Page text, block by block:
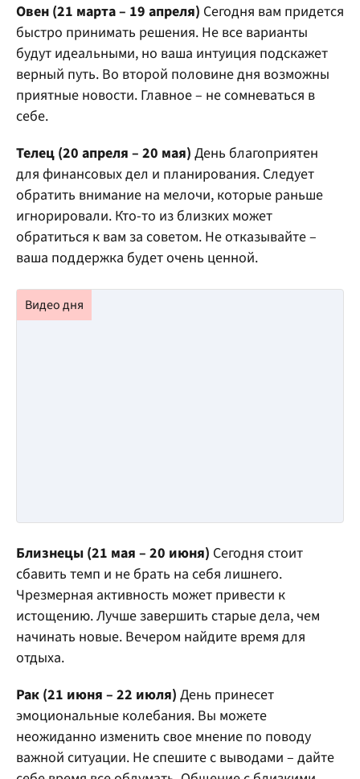
Овен (21 марта – 19 апреля) Сегодня вам придется
быстро принимать решения. Не все варианты
будут идеальными, но ваша интуиция подскажет
верный путь. Во второй половине дня возможны
приятные новости. Главное – не сомневаться в
себе.
Телец (20 апреля – 20 мая) День благоприятен
для финансовых дел и планирования. Следует
обратить внимание на мелочи, которые раньше
игнорировали. Кто-то из близких может
обратиться к вам за советом. Не отказывайте –
ваша поддержка будет очень ценной.
Близнецы (21 мая – 20 июня) Сегодня стоит
сбавить темп и не брать на себя лишнего.
Чрезмерная активность может привести к
истощению. Лучше завершить старые дела, чем
начинать новые. Вечером найдите время для
отдыха.
Рак (21 июня – 22 июля) День принесет
эмоциональные колебания. Вы можете
неожиданно изменить свое мнение по поводу
важной ситуации. Не спешите с выводами – дайте